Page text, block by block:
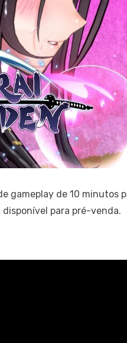
gameplay de 10 minutos
disponível para pré-venda.